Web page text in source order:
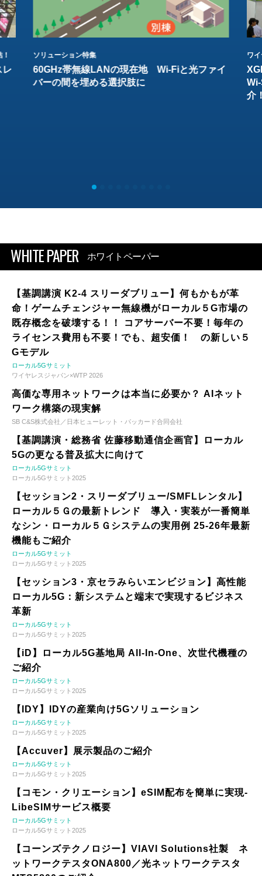
レ
ソリューション特集
60GHz帯無線LANの現在地 Wi-Fiと光ファイ
バーの間を埋める選択肢に
ワ
介
WHITE PAPER ホワイトペーパー
【基調講演 K2-4 スリーダブリュー】何もかもが革
命！ゲームチェンジャー無線機がローカル５G市場の
既存概念を破壊する！！ コアサーバー不要！毎年の
ライセンス費用も不要！でも、超安価！ の新しい５
Gモデル
ローカル5Gサミット
ワイヤレスジャパン×WTP 2026
高価な専用ネットワークは本当に必要か？ AIネット
ワーク構築の現実解
SB C&S株式会社／日本ヒューレット・パッカード合同会社
【基調講演・総務省 佐藤移動通信企画官】ローカル
5Gの更なる普及拡大に向けて
ローカル5Gサミット
ローカル5Gサミット2025
【セッション2・スリーダブリュー/SMFLレンタル】
ローカル５Ｇの最新トレンド 導入・実装が一番簡単
なシン・ローカル５Ｇシステムの実用例 25-26年最新
機能もご紹介
ローカル5Gサミット
ローカル5Gサミット2025
【セッション3・京セラみらいエンビジョン】高性能
ローカル5G：新システムと端末で実現するビジネス
革新
ローカル5Gサミット
ローカル5Gサミット2025
【iD】ローカル5G基地局 All-In-One、次世代機種の
ご紹介
ローカル5Gサミット
ローカル5Gサミット2025
【IDY】IDYの産業向け5Gソリューション
ローカル5Gサミット
ローカル5Gサミット2025
【Accuver】展示製品のご紹介
ローカル5Gサミット
ローカル5Gサミット2025
【コモン・クリエーション】eSIM配布を簡単に実現-
LibeSIMサービス概要
ローカル5Gサミット
ローカル5Gサミット2025
【コーンズテクノロジー】VIAVI Solutions社製 ネ
ットワークテスタONA800／光ネットワークテスタ